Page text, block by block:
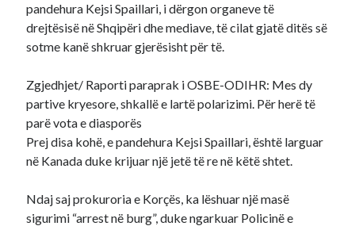
pandehura Kejsi Spaillari, i dërgon organeve të
drejtësisë në Shqipëri dhe mediave, të cilat gjatë ditës së
sotme kanë shkruar gjerësisht për të.
Zgjedhjet/ Raporti paraprak i OSBE-ODIHR: Mes dy
partive kryesore, shkallë e lartë polarizimi. Për herë të
parë vota e diasporës
Prej disa kohë, e pandehura Kejsi Spaillari, është larguar
në Kanada duke krijuar një jetë të re në këtë shtet.
Ndaj saj prokuroria e Korçës, ka lëshuar një masë
sigurimi “arrest në burg”, duke ngarkuar Policinë e